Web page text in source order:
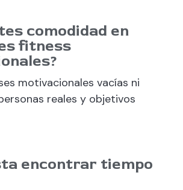
comodidad en
fitness
motivacionales vacías ni
reales y objetivos
encontrar tiempo